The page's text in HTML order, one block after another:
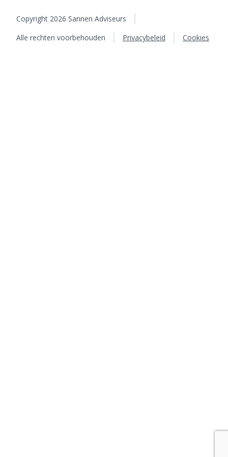
Copyright 2026 Sannen Adviseurs
Alle rechten voorbehouden
Privacybeleid Cookies